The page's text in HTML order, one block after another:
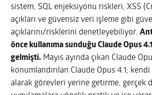
sistem, SQL enjeksiyonu riskleri, XSS
açıkları ve güvensiz veri işleme gibi
açıklarını/risklerini denetleyebiliyor.
önce kullanıma sunduğu Claude Opus
gelmişti. Mayıs ayında çıkan Claude
konumlandırılan Claude Opus 4.1;
alarak görevleri yerine getirme, gerçek